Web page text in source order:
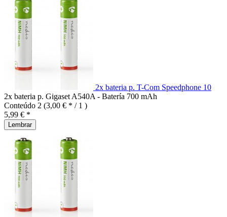
2x bateria p. T-Com Speedphone 10
2x bateria p. Gigaset A540A - Batería 700 mAh
Conteúdo 2 (3,00 € * / 1 )
5,99 € *
Lembrar